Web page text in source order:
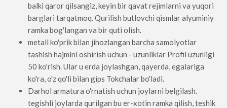
balki qaror qilsangiz, keyin bir qavat rejimlarni va yuqori
barglari tarqatmoq. Qurilish butlovchi qismlar alyuminiy
ramka bog'langan va bir quti olish.
metall ko'prik bilan jihozlangan barcha samolyotlar
tashish hajmini oshirish uchun - uzunliklar Profil uzunligi
50 ko'rish. Ular u erda joylashgan, qayerda, egalariga
ko'ra, o'z qo'li bilan gips Tokchalar bo'ladi.
Darhol armatura o'rnatish uchun joylarni belgilash.
tegishli joylarda qurilgan bu er-xotin ramka qilish, teshik